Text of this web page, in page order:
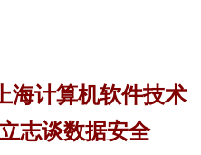
海计算机软件技术
志谈数据安全